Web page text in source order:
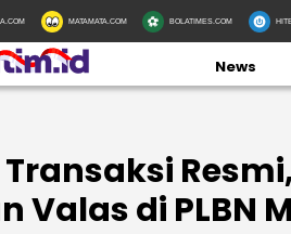
MATAMATA.COM BOLATIMES.COM
News
Valas di PLBN